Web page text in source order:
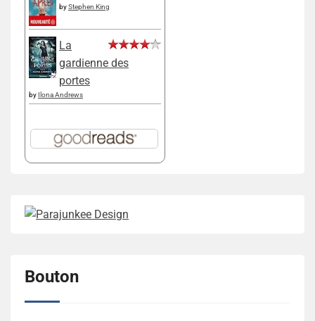
byStephen King
La
gardienne des
portes
by Ilona Andrews
Bouton